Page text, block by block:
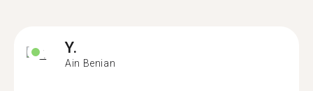
Y.
Ain Benian